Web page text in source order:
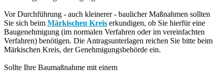
Vor Durchführung - auch kleinerer - baulicher Maßnahmen sollten
Sie sich beim Märkischen Kreis erkundigen, ob Sie hierfür eine
Baugenehmigung (im normalen Verfahren oder im vereinfachten
Verfahren) benötigen. Die Antragsunterlagen reichen Sie bitte beim
Märkischen Kreis, der Genehmigungsbehörde ein.
Sollte Ihre Baumaßnahme mit einem